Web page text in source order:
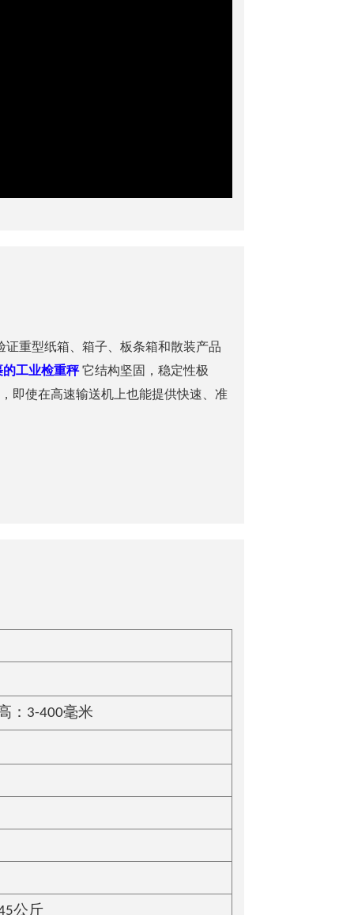
重型纸箱、箱子、板条箱和散装产品
工业检重秤它结构坚固，稳定性极
即使在高速输送机上也能提供快速、准
：3-400毫米
公斤